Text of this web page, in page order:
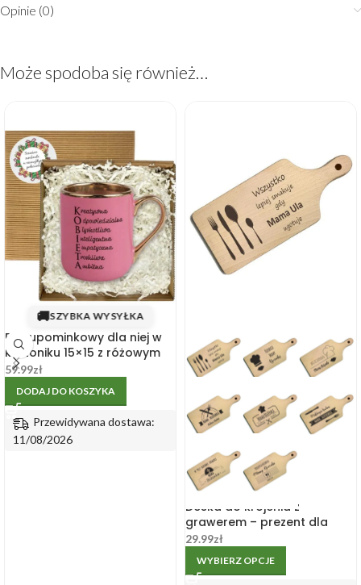
Opinie (0)
Może spodoba się również…
🚚SZYBKA WYSYŁKA
Box upominkowy dla niej w
kartoniku 15×15 z różowym
kubkiem i złotym uchem
59.99zł
DODAJ DO KOSZYKA
Przewidywana dostawa:
11/08/2026
Deska do krojenia z
grawerem – prezent dla
mamy
29.99zł
WYBIERZ OPCJE